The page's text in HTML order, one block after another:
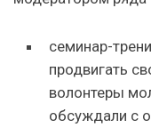
семинар-
продвигать
волонтеры
обсуждали с